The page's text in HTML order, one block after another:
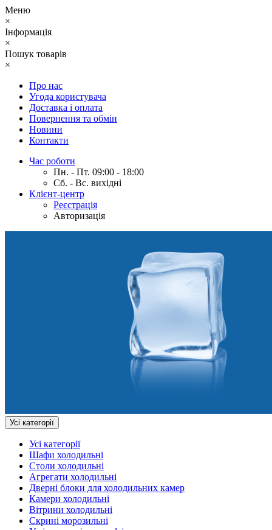
Меню
×
Інформація
×
Пошук товарів
×
Про нас
Угода користувача
Доставка і оплата
Повернення та обмін
Новини
Контакти
Час роботи
Пн. - Пт. 09:00 - 18:00
Сб. - Вс. вихідні
Клієнт-центр
Реєстрація
Авторизація
Усі категорії
Усі категорії
Шафи холодильні
Столи холодильні
Агрегати холодильні
Дверні блоки для холодильних камер
Камери холодильні
Вітрини холодильні
Скрині морозильні